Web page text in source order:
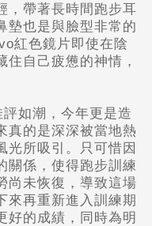
，帶著長時間跑步耳
墊也是與臉型非常的
紅色鏡片即使在陰
自己疲憊的神情，
如潮，今年更是造
真的是深深被當地熱
光所吸引。只可惜因
關係，使得跑步訓練
尚未恢復，導致這場
來再重新進入訓練期
好的成績，同時為明